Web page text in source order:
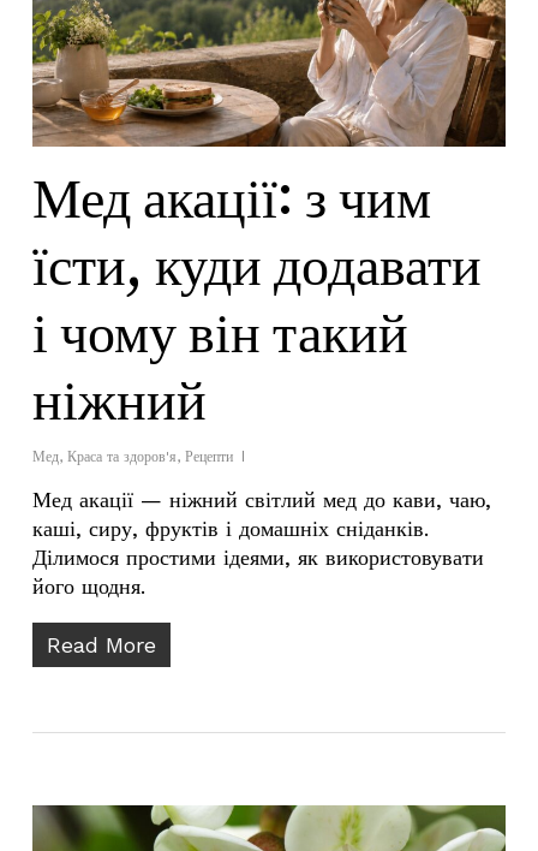
Мед акації: з чим
їсти, куди додавати
і чому він такий
ніжний
Мед, Краса та здоров'я, Рецепти
Мед акації — ніжний світлий мед до кави, чаю,
каші, сиру, фруктів і домашніх сніданків.
Ділимося простими ідеями, як використовувати
його щодня.
Read More